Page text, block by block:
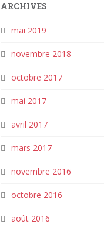
ARCHIVES
mai 2019
novembre 2018
octobre 2017
mai 2017
avril 2017
mars 2017
novembre 2016
octobre 2016
août 2016